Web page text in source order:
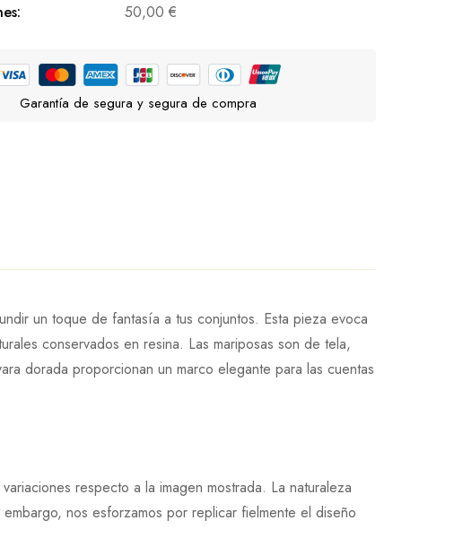
50,00€
Garantía de segura y segura de compra
un toque de fantasía a tus conjuntos. Esta pieza evoca
conservados en resina. Las mariposas son de tela,
dorada proporcionan un marco elegante para las cuentas
respecto a la imagen mostrada. La naturaleza
nos esforzamos por replicar fielmente el diseño